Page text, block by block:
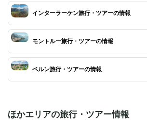
インターラーケン旅行・ツアーの情報
モントルー旅行・ツアーの情報
ベルン旅行・ツアーの情報
ほかエリアの旅行・ツアー情報